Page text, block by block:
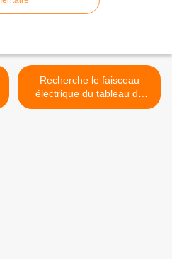
Recherche le faisceau
électrique du tableau de
bord pour RENAULT 16 TL